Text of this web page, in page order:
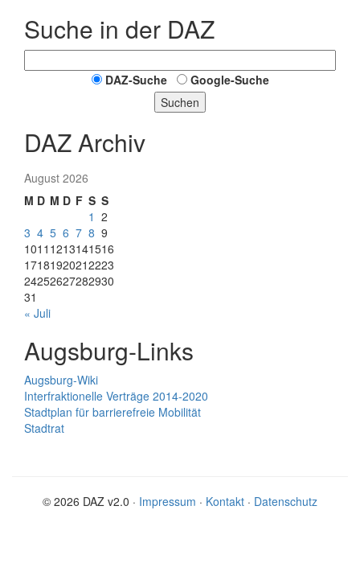
Suche in der DAZ
DAZ-Suche
Google-Suche
Suchen
DAZ Archiv
August 2026
M D M D F S S
1 2
3 4 5 6 7 8 9
1011 1213141516
17181920212223
24252627282930
31
« Juli
Augsburg-Links
Augsburg-Wiki
Interfraktionelle Verträge 2014-2020
Stadtplan für barrierefreie Mobilität
Stadtrat
© 2026 DAZ v2.0 · Impressum · Kontakt · Datenschutz